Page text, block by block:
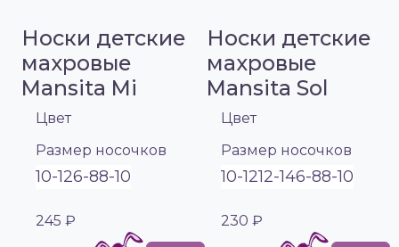
Носки детские
махровые
Mansita Mi
Цвет
Размер носочков
10-126-88-10
245 ₽
Носки детские
махровые
Mansita Sol
Цвет
Размер носочков
10-1212-146-88-10
230 ₽